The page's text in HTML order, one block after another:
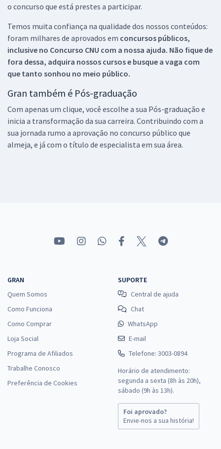
o concurso que está prestes a participar.
Temos muita confiança na qualidade dos nossos conteúdos:
foram milhares de aprovados em concursos públicos,
inclusive no Concurso CNU com a nossa ajuda. Não fique de
fora dessa, adquira nossos cursos e busque a vaga com
que tanto sonhou no meio público.
Gran também é Pós-graduação
Com apenas um clique, você escolhe a sua Pós-graduação e
inicia a transformação da sua carreira. Contribuindo com a
sua jornada rumo a aprovação no concurso público que
almeja, e já com o título de especialista em sua área.
GRAN
Quem Somos
Como Funciona
Como Comprar
Loja Social
Programa de Afiliados
Trabalhe Conosco
Preferência de Cookies
SUPORTE
Central de ajuda
Chat
WhatsApp
E-mail
Telefone: 3003-0894
Horário de atendimento:
segunda a sexta (8h às 20h),
sábado (9h às 13h).
Foi aprovado?
Envie-nos a sua história!